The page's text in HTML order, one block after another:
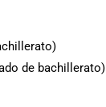
de bachillerato)